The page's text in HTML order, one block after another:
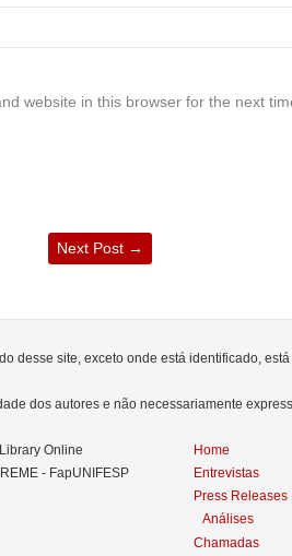
website in this browser for the next
Next Post →
desse site, exceto onde está identificado,
dos autores e não necessariamente
Online
- FapUNIFESP
Home
Entrevistas
Press Releases
Análises
Chamadas